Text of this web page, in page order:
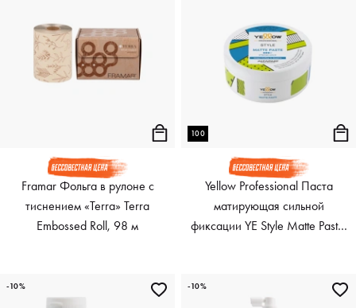
Framar Фольга в рулоне с
тиснением «Terra» Terra
Embossed Roll, 98 м
100
Yellow Professional Паста
матирующая сильной
фиксации YE Style Matte Paste,
-10% -10%